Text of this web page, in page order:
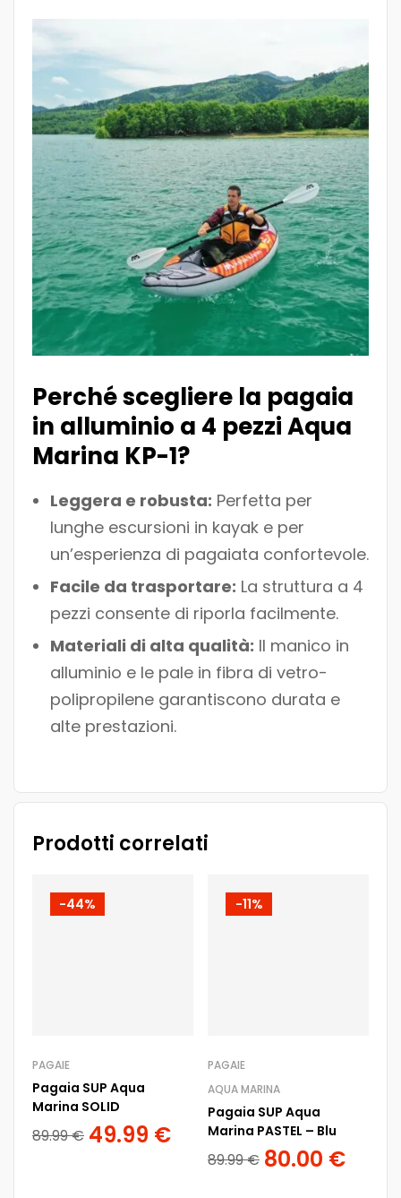
Perché scegliere la pagaia
in alluminio a 4 pezzi Aqua
Marina KP-1?
Leggera e robusta: Perfetta per
lunghe escursioni in kayak e per
un’esperienza di pagaiata confortevole.
Facile da trasportare: La struttura a 4
pezzi consente di riporla facilmente.
Materiali di alta qualità: Il manico in
alluminio e le pale in fibra di vetro-
polipropilene garantiscono durata e
alte prestazioni.
Prodotti correlati
-44%
PAGAIE
Pagaia SUP Aqua
Marina SOLID
89.99€ 49.99 €
-11%
PAGAIE
AQUA MARINA
Pagaia SUP Aqua
Marina PASTEL – Blu
89.99€ 80.00 €